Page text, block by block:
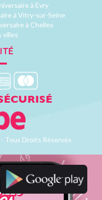
à Evry
à Vitry-sur-Seine
à Chelles
villes
Tous Droits Réservés